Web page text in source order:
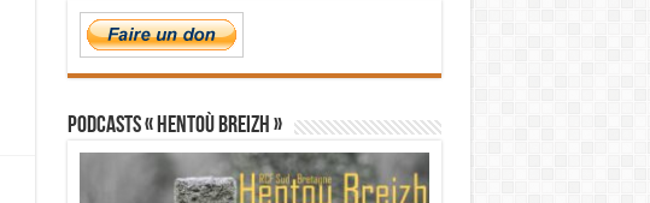
PODCASTS « Hentoù Breizh »